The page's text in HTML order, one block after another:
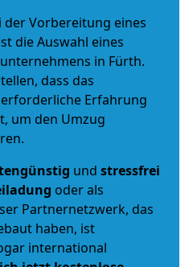
Vorbereitung eines
die Auswahl eines
in Fürth.
dass das
Erfahrung
um den Umzug
und stressfrei
oder als
Partnernetzwerk, das
haben, ist
international